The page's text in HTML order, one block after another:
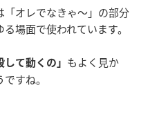
「オレでなきゃ～」の部分
場面で使われています。
して動くの」 もよく見か
すね。